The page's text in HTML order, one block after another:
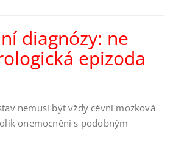
diagnózy: ne
epizoda
nemusí být vždy cévní mozková
onemocnění s podobným